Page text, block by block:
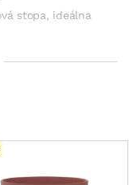
stopa, ideálna